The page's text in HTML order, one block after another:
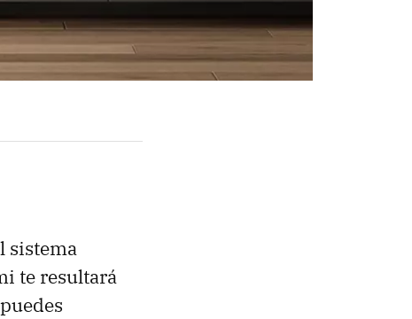
sistema
te resultará